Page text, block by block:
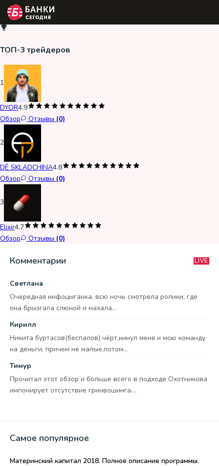
ТОП-3 трейдеров
1
DYOR4.9
Обзор
Отзывы (0)
2
DÈ SKLADCHINA4.8
Обзор
Отзывы (0)
3
Elixir4.7
Обзор
Отзывы (0)
Комментарии LIVE
Светлана
Очередная инфоцыганка, всю ночь смотрела ролики, где
она брызгала слюной и махала...
Кирилл
Никита буртасов(беспалов) чёрт,кинул меня и мою команду
на деньги, причем не малые,потом...
Тимур
Прочитал этот обзор и больше всего в подходе Охотникова
импонирует отсутствие гринвошинга....
Самое популярное
Материнский капитал 2018. Полное описание программы.